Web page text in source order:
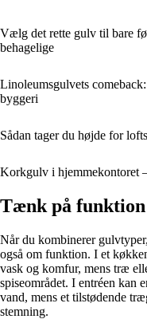
Vælg det rette gulv til bare
behagelige
Linoleumsgulvets
byggeri
Sådan tager du højde for
Korkgulv i hjemmekontoret
Tænk på funktion
Når du kombinerer
også om funktion. I et
vask og komfur, mens træ
spiseområdet. I entréen kan
vand, mens et tilstødende
stemning.